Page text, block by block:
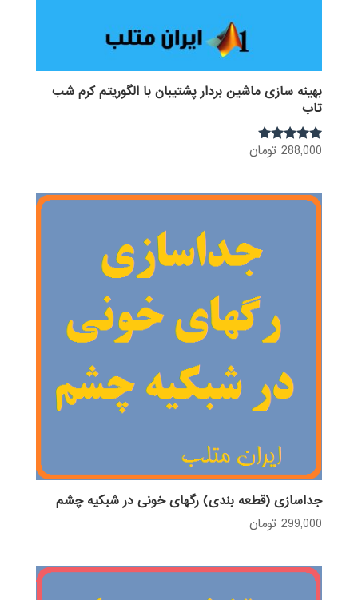
بهینه سازی ماشین بردار پشتیبان با الگوریتم کرم شب
تاب
نمره
288,000 تومان
جداسازی (قطعه بندی) رگهای خونی در شبکیه چشم
299,000 تومان